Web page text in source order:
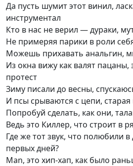
Да пусть шумит этот винил,
инструментал
Кто в нас не верил — дураки,
Не примеряя парики в роли
Можешь прихавать анальгин,
Из окна вижу как валят пацаны,
протест
Зиму писали до весны,
И псы срываются с цепи,
Попробуй сделать, как они,
Ведь это Киллер, что строит в
Где же тот звук, что полюбили в
первых дней?
Man, это хип-хап, как было